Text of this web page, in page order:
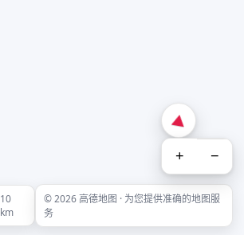
+ −
10
km
© 2026 高德地图 · 为您提供准确的地图服
务